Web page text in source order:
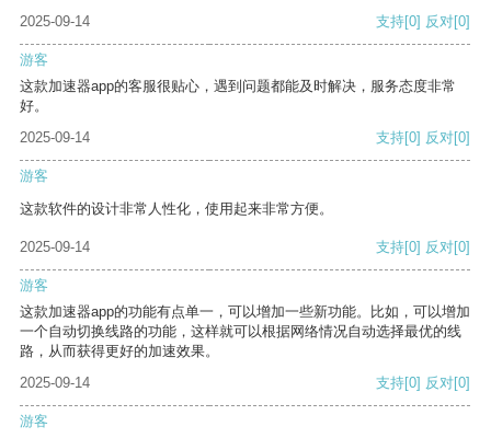
2025-09-14
支持[0] 反对[0]
游客
这款加速器app的客服很贴心，遇到问题都能及时解决，服务态度非常
好。
2025-09-14
支持[0] 反对[0]
游客
这款软件的设计非常人性化，使用起来非常方便。
2025-09-14 支持[0] 反对[0]
游客
这款加速器app的功能有点单一，可以增加一些新功能。比如，可以增加
一个自动切换线路的功能，这样就可以根据网络情况自动选择最优的线
路，从而获得更好的加速效果。
2025-09-14
支持[0] 反对[0]
游客